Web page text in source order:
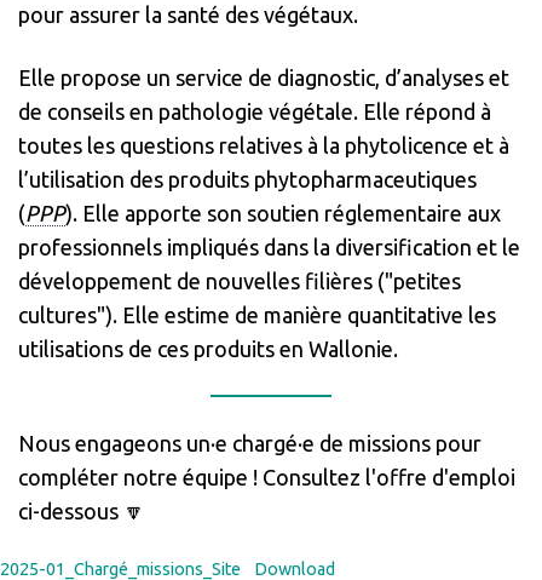
pour assurer la santé des végétaux.
Elle propose un service de diagnostic, d’analyses et
de conseils en pathologie végétale. Elle répond à
toutes les questions relatives à la phytolicence et à
l’utilisation des produits phytopharmaceutiques
(PPP). Elle apporte son soutien réglementaire aux
professionnels impliqués dans la diversification et le
développement de nouvelles filières ("petites
cultures"). Elle estime de manière quantitative les
utilisations de ces produits en Wallonie.
Nous engageons un·e chargé·e de missions pour
compléter notre équipe ! Consultez l'offre d'emploi
ci-dessous 🔽
2025-01_Chargé_missions_Site Download